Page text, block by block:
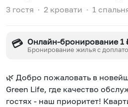
3 гостя ∙ 2 кровати ∙ 1
💳 Онлайн-бронирование 1
Бронирование жилья с
🌿 Добро пожаловать в
Green Life, где качество
гостях - наш приоритет!